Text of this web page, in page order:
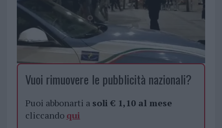
Vuoi rimuovere le pubblicità nazionali?
Puoi abbonarti a soli € 1,10 al mese
cliccando qui